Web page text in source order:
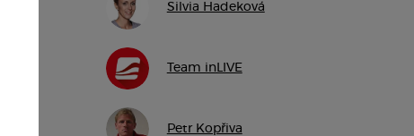
Silvia Hadeková
Team inLIVE
Petr Kopřiva